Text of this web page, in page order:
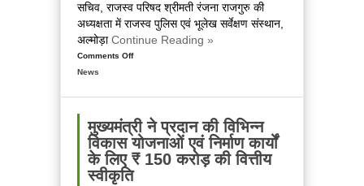
सचिव, राजस्व परिषद श्रीमती रंजना राजगुरु की
अध्यक्षता में राजस्व पुलिस एवं भूलेख सर्वेक्षण संस्थान,
अल्मोड़ाContinue Reading »
Comments Offon
भूलेख
सर्वेक्षण
संस्थान,
अल्मोड़ा
News
मुख्यमंत्री ने प्रदान की विभिन्न
विकास योजनाओं एवं निर्माण कार्यों
के लिए ₹ 150 करोड़ की वित्तीय
स्वीकृति